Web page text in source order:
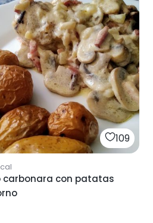
109
carbonara con patatas